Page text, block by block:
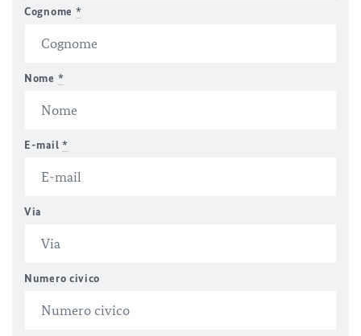
Cognome *
Nome *
E-mail *
Via
Numero civico